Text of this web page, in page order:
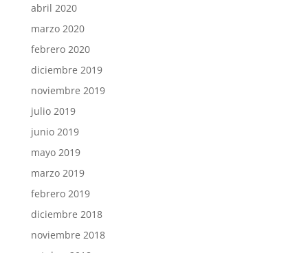
abril 2020
marzo 2020
febrero 2020
diciembre 2019
noviembre 2019
julio 2019
junio 2019
mayo 2019
marzo 2019
febrero 2019
diciembre 2018
noviembre 2018